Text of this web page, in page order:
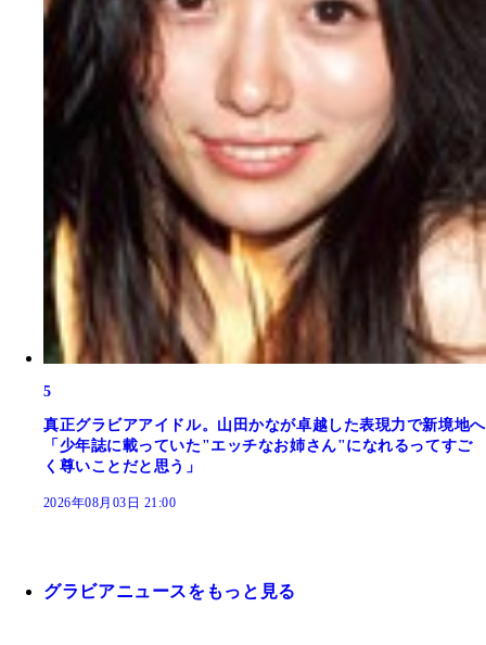
5
真正グラビアアイドル。山田かなが卓越した表現力で新境地へ
「少年誌に載っていた"エッチなお姉さん"になれるってすご
く尊いことだと思う」
2026年08月03日 21:00
グラビアニュースをもっと見る